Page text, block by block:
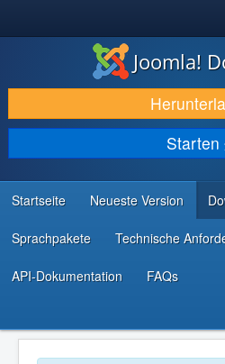
DOWNLOAD & ERWEITERN
ENTDECKEN & LERNEN
COMMUNITY & SUPPORT
RESSOURCEN FÜR ENTWICKLER
Joomla!
Starten
Startseite Neueste Version
Sprachpakete Technische
API-Dokumentation FAQs